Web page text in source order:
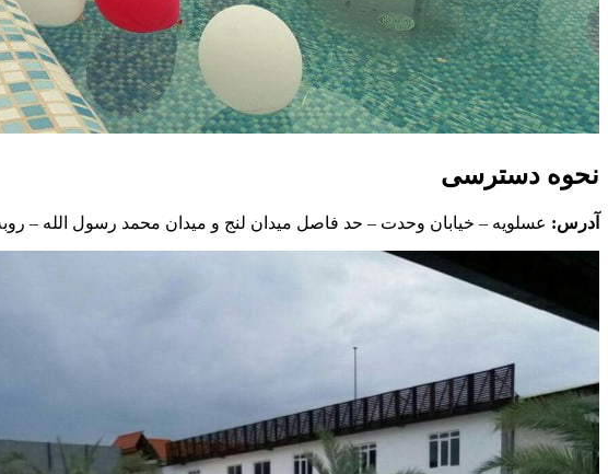
نحوه دسترسی
آدرس: عسلویه – خیابان وحدت – حد فاصل میدان لنج و میدان محمد رسول الله –